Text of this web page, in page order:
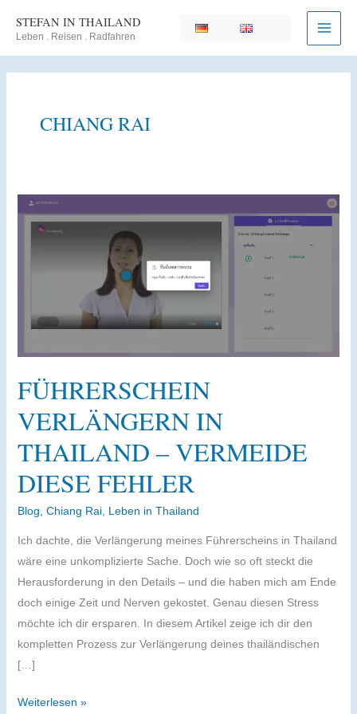
Inhalt
STEFAN IN THAILAND
Leben . Reisen . Radfahren
CHIANG RAI
FÜHRERSCHEIN
VERLÄNGERN IN
THAILAND – VERMEIDE
DIESE FEHLER
Blog, Chiang Rai, Leben in Thailand
Ich dachte, die Verlängerung meines Führerscheins in Thailand
wäre eine unkomplizierte Sache. Doch wie so oft steckt die
Herausforderung in den Details – und die haben mich am Ende
doch einige Zeit und Nerven gekostet. Genau diesen Stress
möchte ich dir ersparen. In diesem Artikel zeige ich dir den
kompletten Prozess zur Verlängerung deines thailändischen
[…]
Führerschein
Weiterlesen »